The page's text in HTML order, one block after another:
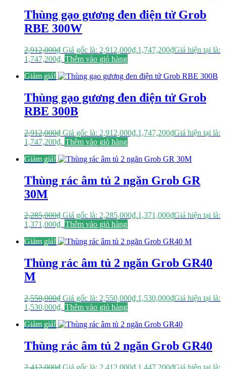
Thùng gạo gương đen điện tử Grob
RBE 300W
2,912,000₫ Giá gốc là: 2,912,000₫.1,747,200₫Giá hiện tại là:
1,747,200₫. Thêm vào giỏ hàng
Giảm giá!
Thùng gạo gương đen điện tử Grob
RBE 300B
2,912,000₫ Giá gốc là: 2,912,000₫.1,747,200₫Giá hiện tại là:
1,747,200₫. Thêm vào giỏ hàng
Giảm giá!
Thùng rác âm tủ 2 ngăn Grob GR
30M
2,285,000₫ Giá gốc là: 2,285,000₫.1,371,000₫Giá hiện tại là:
1,371,000₫. Thêm vào giỏ hàng
Giảm giá!
Thùng rác âm tủ 2 ngăn Grob GR40
M
2,550,000₫ Giá gốc là: 2,550,000₫.1,530,000₫Giá hiện tại là:
1,530,000₫. Thêm vào giỏ hàng
Giảm giá!
Thùng rác âm tủ 2 ngăn Grob GR40
2,412,000₫ Giá gốc là: 2,412,000₫.1,447,200₫Giá hiện tại là: